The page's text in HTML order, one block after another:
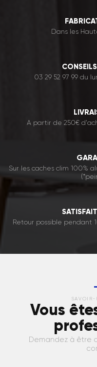
Dans les
03 29 52 97 99 du
A partir de 250€
Sur les caches clim 100%
Retour possible pendant
SAVOIR-
Vous
Demandez à être